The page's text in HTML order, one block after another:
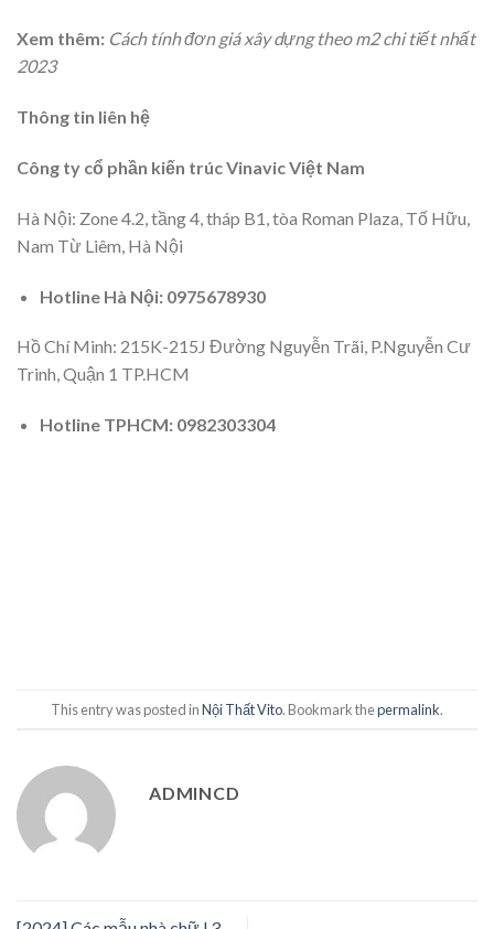
Xem thêm: Cách tính đơn giá xây dựng theo m2 chi tiết nhất
2023
Thông tin liên hệ
Công ty cổ phần kiến trúc Vinavic Việt Nam
Hà Nội: Zone 4.2, tầng 4, tháp B1, tòa Roman Plaza, Tố Hữu,
Nam Từ Liêm, Hà Nội
Hotline Hà Nội: 0975678930
Hồ Chí Minh: 215K-215J Đường Nguyễn Trãi, P.Nguyễn Cư
Trinh, Quận 1 TP.HCM
Hotline TPHCM: 0982303304
This entry was posted inNội Thất Vito. Bookmark thepermalink.
ADMINCD